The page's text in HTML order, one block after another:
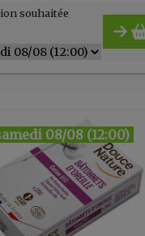
souhaitée
08/08 (12:00)